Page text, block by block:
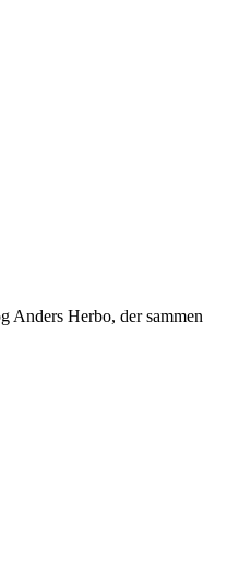
Anders Herbo, der sammen